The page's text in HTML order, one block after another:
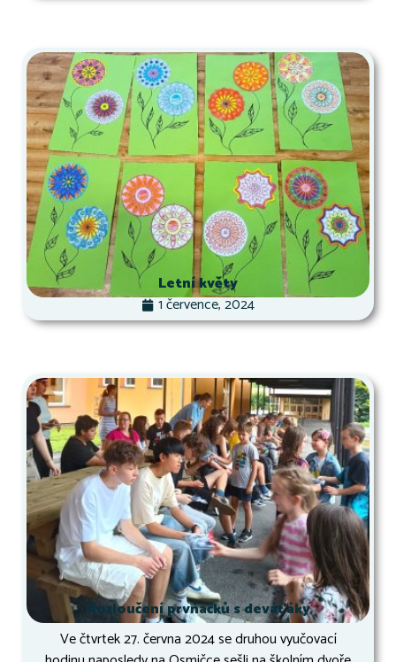
Letní květy
1 července, 2024
Rozloučení prvňáčků s deváťáky
Ve čtvrtek 27. června 2024 se druhou vyučovací